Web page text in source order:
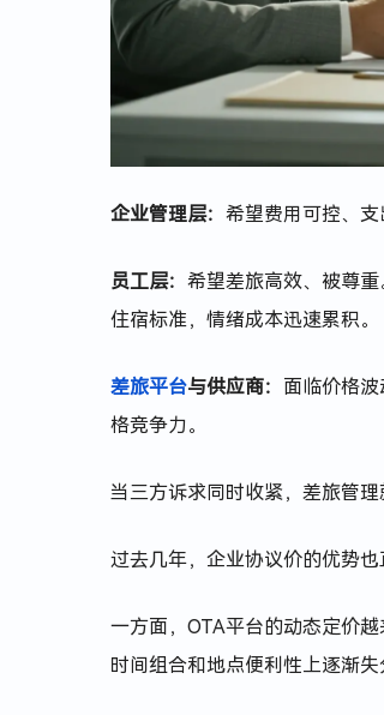
企业管理层： 希望费用可控、
员工层： 希望差旅高效、被尊
住宿标准，情绪成本迅速累积。
差旅平台与供应商： 面临价格
格竞争力。
当三方诉求同时收紧，差旅管理
过去几年，企业协议价的优势也
一方面，OTA平台的动态定价
时间组合和地点便利性上逐渐